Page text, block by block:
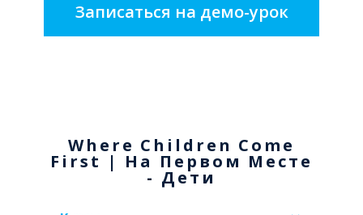
Записаться на демо-урок
Where Children Come
First | На Первом Месте
- Дети